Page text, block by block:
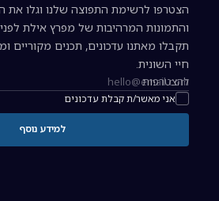
הצטרפו לרשימת התפוצה שלנו וגלו את
והתמונות המרהיבות של מפרץ אילת
תקבלו מאתנו עדכונים, תכנים מקוריים
חיי השונית.
כתובת אימייל להרשמה לניוזלטר
אני מאשר/ת קבלת עדכונים
להצטרפות
למידע נוסף